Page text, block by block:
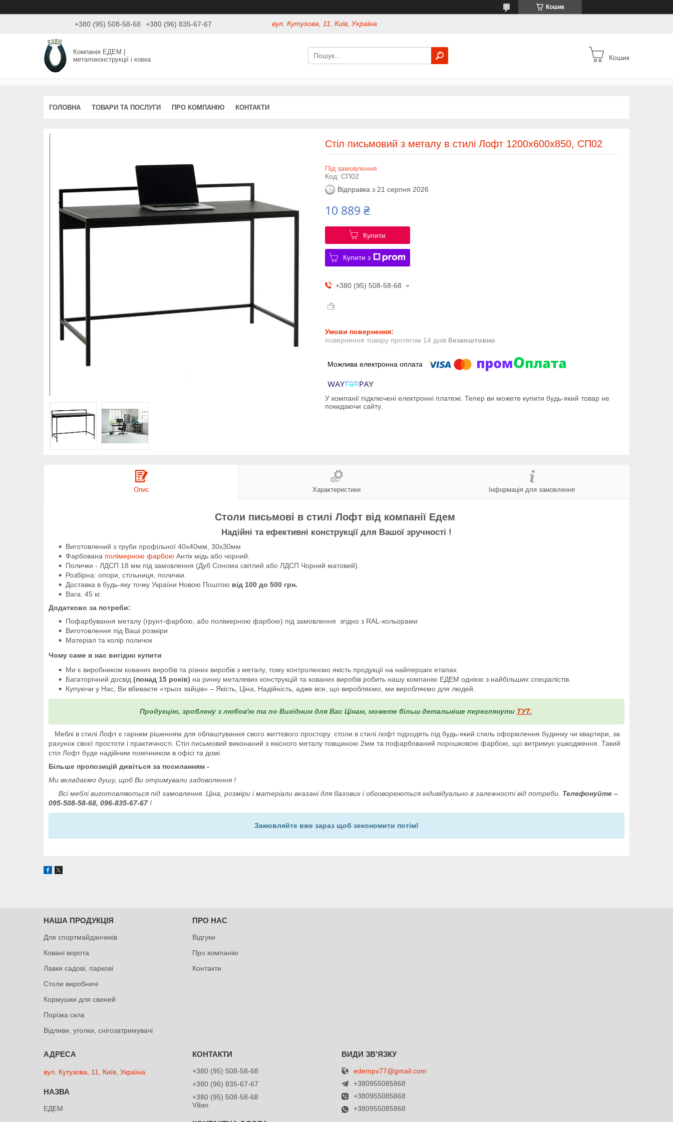
Кошик
+380 (95) 508-58-68 +380 (96) 835-67-67 вул. Кутузова, 11, Київ, Україна
Компанія ЕДЕМ |
металоконструкції і ковка
Кошик
ГОЛОВНА ТОВАРИ ТА ПОСЛУГИ ПРО КОМПАНІЮ КОНТАКТИ
Стіл письмовий з металу в стилі Лофт 1200х600х850, СП02
Під замовлення
Код: СП02
Відправка з 21 серпня 2026
10 889 ₴
Купити
Купити з
+380 (95) 508-58-68
повернення товару протягом 14 днів безкоштовно
У компанії підключені електронні платежі. Тепер ви можете купити будь-який товар не
покидаючи сайту.
Опис Характеристики Інформація для замовлення
Столи письмові в стилі Лофт від компанії Едем
Надійні та ефективні конструкції для Вашої зручності !
Виготовлений з труби профільної 40х40мм, 30х30мм
Фарбована полімерною фарбою Антік мідь або чорний.
Полички - ЛДСП 18 мм під замовлення (Дуб Сонома світлий або ЛДСП Чорний матовий).
Розбірна: опори, стільниця, полички.
Доставка в будь-яку точку України Новою Поштою від 100 до 500 грн.
Вага: 45 кг.
Додатково за потреби:
Пофарбування металу (грунт-фарбою, або полімерною фарбою) під замовлення згідно з RAL-кольорами
Виготовлення під Ваші розміри
Матеріал та колір поличок
Чому саме в нас вигідно купити
Ми є виробником кованих виробів та різних виробів з металу, тому контролюємо якість продукції на найперших етапах.
Багаторічний досвід (понад 15 років) на ринку металевих конструкцій та кованих виробів робить нашу компанію ЕДЕМ однією з найбільших спеціалістів.
Купуючи у Нас, Ви вбиваєте «трьох зайців» – Якість, Ціна, Надійність, адже все, що виробляємо, ми виробляємо для людей.
Продукцію, зроблену з любов'ю та по Вигідним для Вас Цінам, можете більш детальніше переглянути ТУТ.
Меблі в стилі Лофт є гарним рішенням для облаштування свого життєвого простору. столи в стилі лофт підходять під будь-який стиль оформлення будинку чи квартири, за
рахунок своєї простоти і практичності. Стіл письмовий виконаний з якісного металу товщиною 2мм та пофарбований порошковою фарбою, що витримує ушкодження. Такий
стіл Лофт буде надійним помічником в офісі та домі.
Більше пропозицій дивіться за посиланням -
Ми вкладаємо душу, щоб Ви отримували задоволення !
Всі меблі виготовляються під замовлення. Ціна, розміри і матеріали вказані для базових і обговорюються індивідуально в залежності від потреби. Телефонуйте –
095-508-58-68, 096-835-67-67 !
Замовляйте вже зараз щоб зекономити потім!
НАША ПРОДУКЦІЯ
Для спортмайданчиків
Ковані ворота
Лавки садові, паркові
Столи виробничі
Кормушки для свиней
Порізка скла
Відливи, уголки, снігозатримувачі
ПРО НАС
Відгуки
Про компанію
Контакти
вул. Кутузова, 11, Київ, Україна
ЕДЕМ
+380 (95) 508-58-68
+380 (96) 835-67-67
+380 (95) 508-58-68
Viber
edempv77@gmail.com
+380955085868
+380955085868
+380955085868